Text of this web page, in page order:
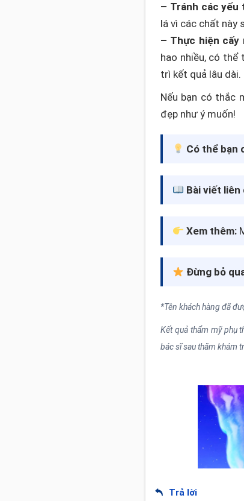
– Tránh các yếu
lá vì các chất này
– Thực hiện cấy
hao nhiều, có
trì kết quả lâu dài.
Nếu bạn có thắc
đẹp như ý muốn!
Có thể bạn
Bài viết liên
Xem thêm:
Đừng bỏ
*Tên khách hàng đã
Kết quả thẩm mỹ phụ
bác sĩ sau thăm khám
Trả lời